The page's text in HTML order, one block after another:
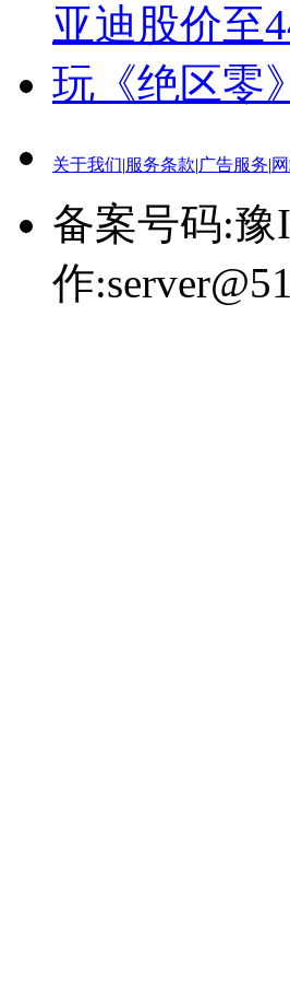
亚迪股价至
玩《绝区零
关于我们|服务条款|广告服务|
备案号码:豫
作